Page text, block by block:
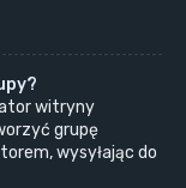
witryny
grupę
wysyłając do